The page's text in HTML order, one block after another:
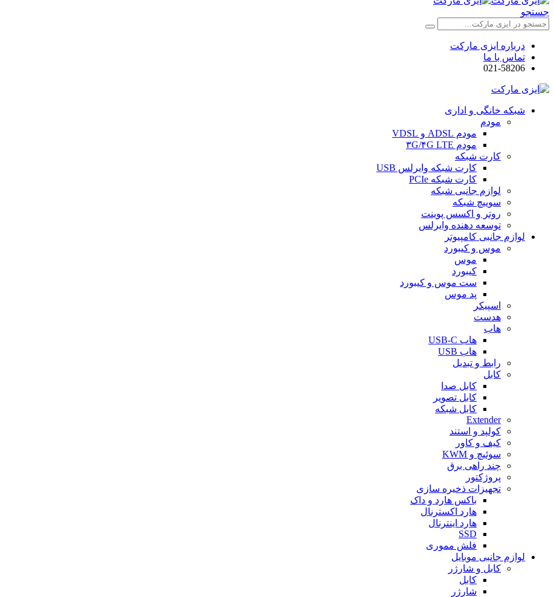
جستجو
درباره ایزی مارکت
تماس با ما
021-58206
شبکه خانگی و اداری
مودم
مودم ADSL و VDSL
مودم ۳G/۴G LTE
کارت شبکه
کارت شبکه وایرلس USB
کارت شبکه PCIe
لوازم جانبی شبکه
سوییچ شبکه
روتر و اکسس پوینت
توسعه دهنده وایرلس
لوازم جانبی کامپیوتر
موس و کیبورد
موس
کیبورد
ست موس و کیبورد
پد موس
اسپیکر
هدست
هاب
هاب USB-C
هاب USB
رابط و تبدیل
کابل
کابل صدا
کابل تصویر
کابل شبکه
Extender
کولپد و استند
کیف و کاور
سوئیچ و KWM
چند راهی برق
پروژکتور
تجهیزات ذخیره سازی
باکس هارد و داک
هارد اکسترنال
هارد اینترنال
SSD
فلش مموری
لوازم جانبی موبایل
کابل و شارژر
کابل
شارژر